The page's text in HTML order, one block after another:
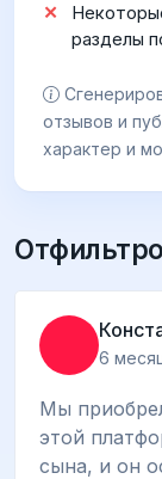
разделы
отзывов и
характер и
6
Мы
этой
сына, и он